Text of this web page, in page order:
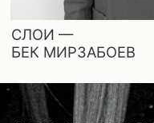
Уроки открываются
сразу после оплаты